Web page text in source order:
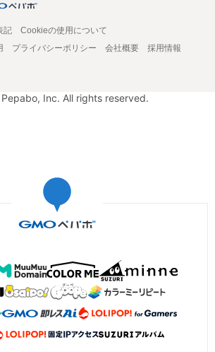
記
Cookieの使用について
プライバシーポリシー 会社概要
採用情報
Inc. All rights reserved.